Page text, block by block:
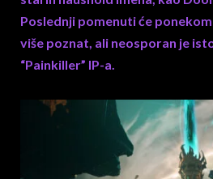
Poslednji pomenuti će
više poznat, ali neosporan je
“Painkiller” IP-a.